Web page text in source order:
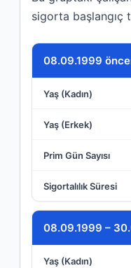
sigorta başlangıç
Sigorta Başlangıç
Yaş (Kadın)
Yaş (Erkek)
Sigortalılık
08.09.1999
08.09.1999 –